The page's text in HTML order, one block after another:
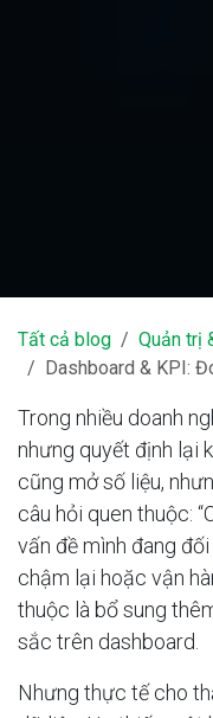
Tất cả blog
Quản trị
Dashboard & KPI:
Trong nhiều doanh
nhưng quyết định lại
cũng mở số liệu,
câu hỏi quen thuộc:
vấn đề mình đang
chậm lại hoặc vận
thuộc là bổ sung
sắc trên dashboard.
Nhưng thực tế cho